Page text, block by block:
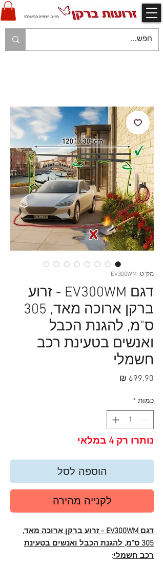
מק"ט: EV300WM
דגם EV300WM - זרוע
ברקן ארוכה מאד, 305
ס"מ, להגנת הכבל
ואנשים בטעינת רכב
חשמלי
כמות *
נותרו רק 4 במלאי
הוספה לסל
לקנייה מהירה
דגם EV300WM - זרוע ברקן ארוכה מאד,
305 ס"מ, להגנת הכבל ואנשים בטעינת
רכב חשמלי: